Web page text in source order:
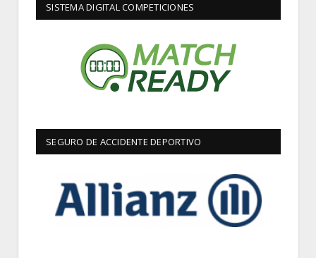
SISTEMA DIGITAL COMPETICIONES
SEGURO DE ACCIDENTE DEPORTIVO